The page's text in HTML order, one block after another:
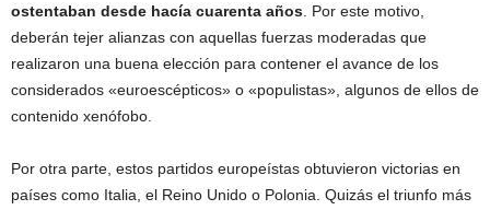
ostentaban desde hacía cuarenta años . Por este motivo,
deberán tejer alianzas con aquellas fuerzas moderadas que
realizaron una buena elección para contener el avance de los
considerados «euroescépticos» o «populistas», algunos de ellos de
contenido xenófobo.
Por otra parte, estos partidos europeístas obtuvieron victorias en
países como Italia, el Reino Unido o Polonia. Quizás el triunfo más